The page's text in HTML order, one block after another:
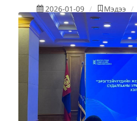
2026-01-09 Мэдээ